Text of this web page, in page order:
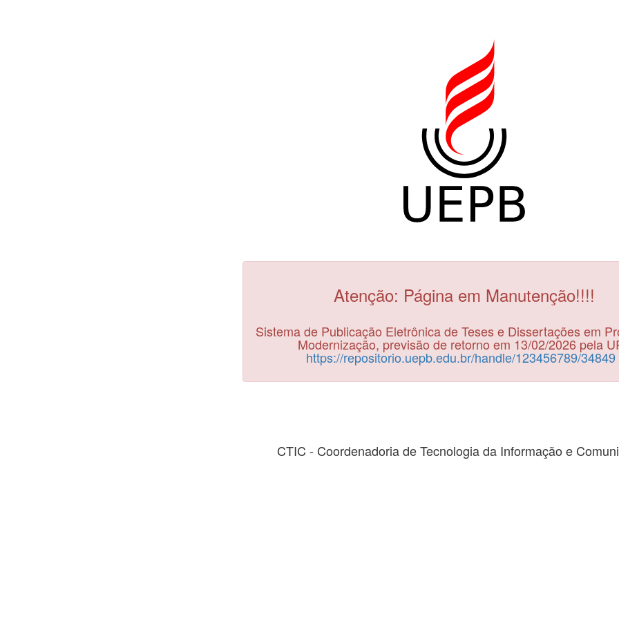
Atenção: Página em Manutenção!!!!
Sistema de Publicação Eletrônica de Teses e Dissertações em
Modernização, previsão de retorno em 13/02/2026 pela
https://repositorio.uepb.edu.br/handle/123456789/34849
CTIC - Coordenadoria de Tecnologia da Informação e